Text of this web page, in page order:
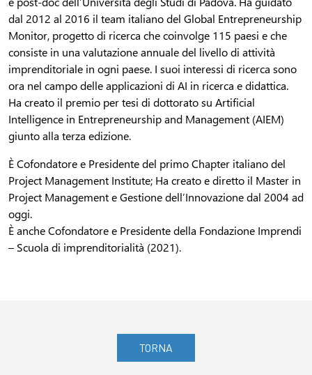
dal 2012 al 2016 il team italiano del Global Entrepreneurship
Monitor, progetto di ricerca che coinvolge 115 paesi e che
consiste in una valutazione annuale del livello di attività
imprenditoriale in ogni paese. I suoi interessi di ricerca sono
ora nel campo delle applicazioni di AI in ricerca e didattica.
Ha creato il premio per tesi di dottorato su Artificial
Intelligence in Entrepreneurship and Management (AIEM)
giunto alla terza edizione.
È Cofondatore e Presidente del primo Chapter italiano del
Project Management Institute; Ha creato e diretto il Master in
Project Management e Gestione dell’Innovazione dal 2004 ad
oggi.
È anche Cofondatore e Presidente della Fondazione Imprendi
– Scuola di imprenditorialità (2021).
TORNA